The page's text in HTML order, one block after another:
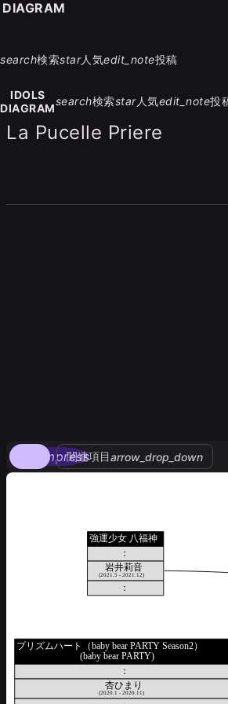
search検索star人気edit_note投稿
IDOLS
DIAGRAM
search検索star人気edit_note投
La Pucelle Priere
compress
関連項目arrow_drop_down